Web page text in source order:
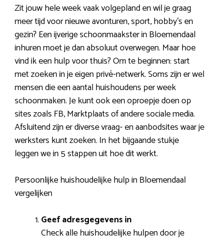
Zit jouw hele week vaak volgepland en wil je graag
meer tijd voor nieuwe avonturen, sport, hobby’s en
gezin? Een ijverige schoonmaakster in Bloemendaal
inhuren moet je dan absoluut overwegen. Maar hoe
vind ik een hulp voor thuis? Om te beginnen: start
met zoeken in je eigen privé-netwerk. Soms zijn er wel
mensen die een aantal huishoudens per week
schoonmaken. Je kunt ook een oproepje doen op
sites zoals FB, Marktplaats of andere sociale media.
Afsluitend zijn er diverse vraag- en aanbodsites waar je
werksters kunt zoeken. In het bijgaande stukje
leggen we in 5 stappen uit hoe dit werkt.
Persoonlijke huishoudelijke hulp in Bloemendaal
vergelijken
Geef adresgegevens in
Check alle huishoudelijke hulpen door je